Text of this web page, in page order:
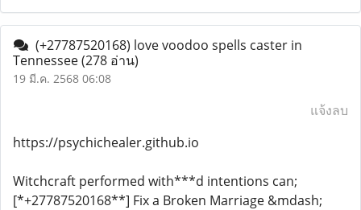
(+27787520168) love voodoo spells caster in
Tennessee(278 อ่าน)
19 มี.ค. 2568 06:08
แจ้งลบ
https://psychichealer.github.io
Witchcraft performed with***d intentions can;
[*+27787520168**] Fix a Broken Marriage &mdash;